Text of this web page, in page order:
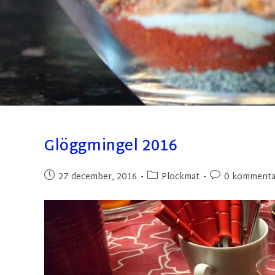
Glöggmingel 2016
27 december, 2016 Plockmat 0